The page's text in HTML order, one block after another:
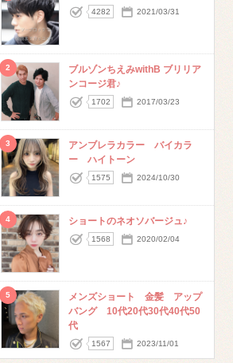
4282 2021/03/31
2
ブルゾンちえみwithB ブリリア
ンコージ君♪
1702 2017/03/23
3
アンブレラカラー バイカラ
ー ハイトーン
1575 2024/10/30
4 ショートのネオソバージュ♪
1568 2020/02/04
5
メンズショート 金髪 アップ
バング 10代20代30代40代50
代
1567 2023/11/01